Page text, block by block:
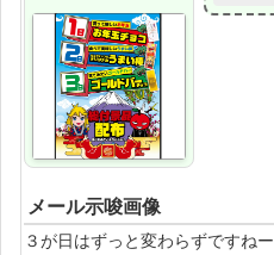
メール示唆画像
３が日はずっと変わらずですねー